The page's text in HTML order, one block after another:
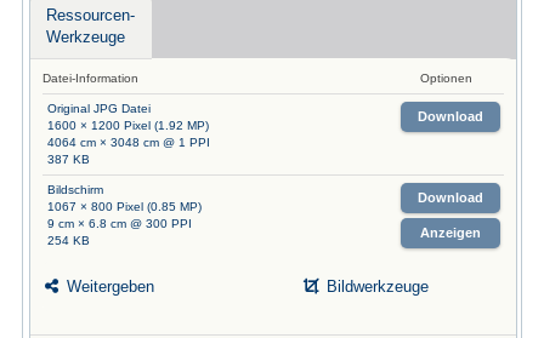
Ressourcen-
Werkzeuge
Datei-Information Optionen
Original JPG Datei
1600 × 1200 Pixel (1.92 MP)
4064 cm × 3048 cm @ 1 PPI
387 KB
Download
Bildschirm
1067 × 800 Pixel (0.85 MP)
9 cm × 6.8 cm @ 300 PPI
254 KB
Download
Anzeigen
Weitergeben Bildwerkzeuge